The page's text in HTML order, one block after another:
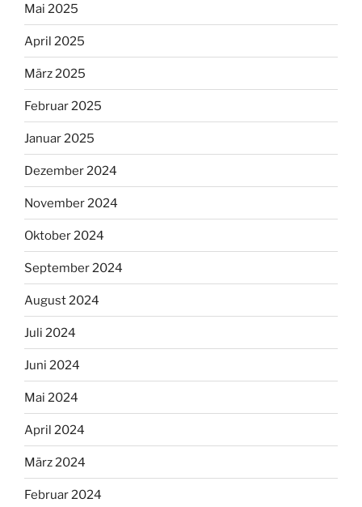
Mai 2025
April 2025
März 2025
Februar 2025
Januar 2025
Dezember 2024
November 2024
Oktober 2024
September 2024
August 2024
Juli 2024
Juni 2024
Mai 2024
April 2024
März 2024
Februar 2024